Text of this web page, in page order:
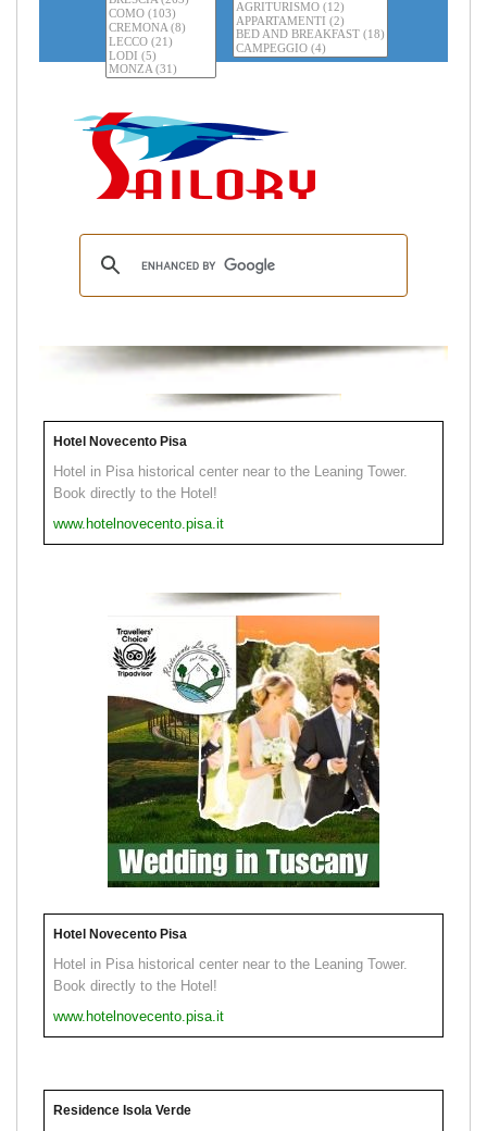
Hotel Novecento Pisa
Hotel in Pisa historical center near to the Leaning Tower.
Book directly to the Hotel!
www.hotelnovecento.pisa.it
Hotel Novecento Pisa
Hotel in Pisa historical center near to the Leaning Tower.
Book directly to the Hotel!
www.hotelnovecento.pisa.it
Residence Isola Verde